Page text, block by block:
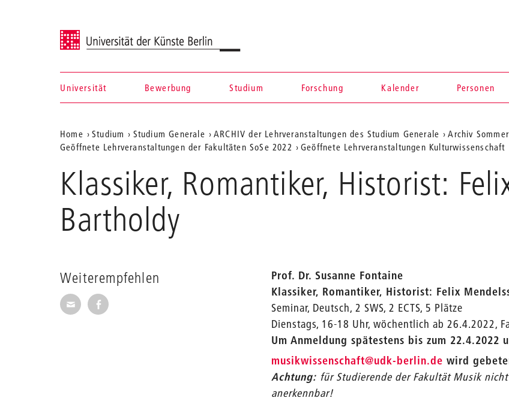
Universität der Künste Berlin
Navigation &
Suche
Universität Bewerbung Studium Forschung Kalender Personen
Aktuelle
Position
auf
der
Webseite
Home Studium Studium Generale ARCHIV der Lehrveranstaltungen des Studium Generale
Archiv
Geöffnete Lehrveranstaltungen der Fakultäten SoSe 2022
Geöffnete Lehrveranstaltungen Kulturwissenschaft
Klassiker, Romantiker, Historist:
Bartholdy
Weiterempfehlen
Seite per E-Mail weiterempfehlen
Seite auf Facebook weiterempfehlen
Prof. Dr. Susanne Fontaine
Klassiker, Romantiker, Historist: Felix
Seminar, Deutsch, 2 SWS, 2 ECTS, 5 Plätze
Dienstags, 16-18 Uhr, wöchentlich ab 26.4.2022,
Um Anmeldung spätestens bis zum 22.4.2022
musikwissenschaft_
@udk-berlin.de wird
Achtung: für Studierende der Fakultät Musik
anerkennbar!